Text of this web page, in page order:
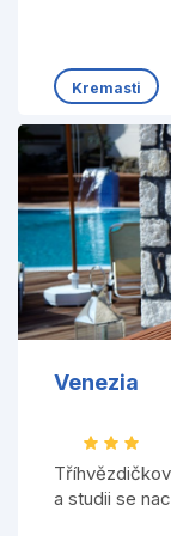
Kremasti
Venezia
a studii se